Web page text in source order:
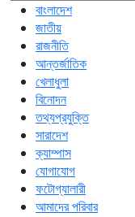
বাংলাদেশ
জাতীয়
রাজনীতি
আন্তর্জাতিক
খেলাধুলা
বিনোদন
তথ্যপ্রযুক্তি
সারাদেশ
ক্যাম্পাস
যোগাযোগ
ফটোগ্যালারী
আমাদের পরিবার